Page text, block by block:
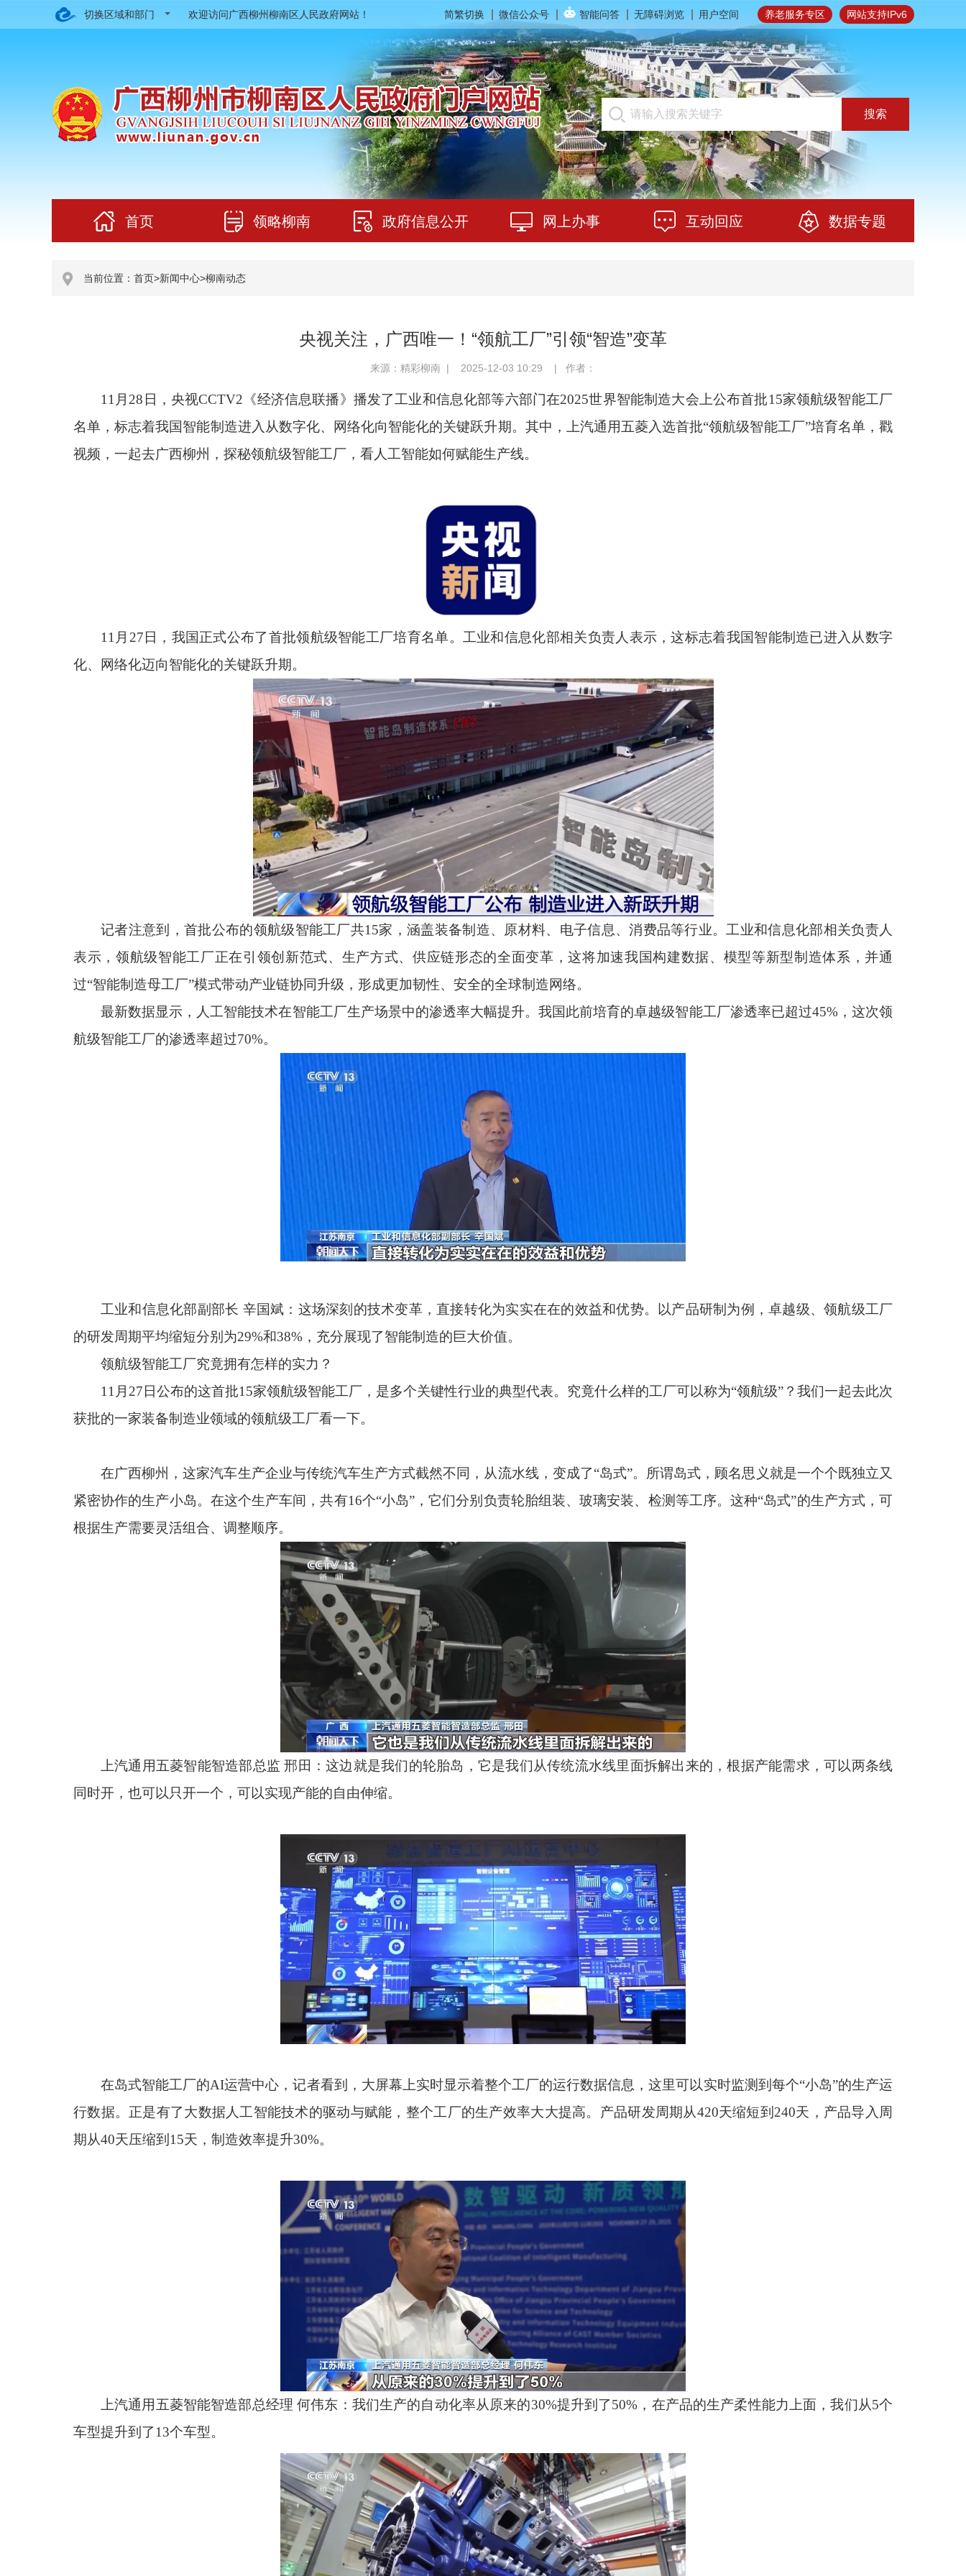
切换区域和部门 网站支持IPv6
养老服务专区
简繁切换 微信公众号 智能问答 无障碍浏览 用户空间
欢迎访问广西柳州柳南区人民政府网站！
搜索
首页 领略柳南 政府信息公开 网上办事 互动回应 数据专题
当前位置： 首页>新闻中心>柳南动态
央视关注，广西唯一！“领航工厂”引领“智造”变革
来源：精彩柳南 | 2025-12-03 10:29 | 作者：
11月28日，央视CCTV2《经济信息联播》播发了工业和信息化部等六部门在2025世界智能制造大会上公布首批15家领航级智能工厂
名单，标志着我国智能制造进入从数字化、网络化向智能化的关键跃升期。其中，上汽通用五菱入选首批“领航级智能工厂”培育名单，戳
视频，一起去广西柳州，探秘领航级智能工厂，看人工智能如何赋能生产线。
11月27日，我国正式公布了首批领航级智能工厂培育名单。工业和信息化部相关负责人表示，这标志着我国智能制造已进入从数字
化、网络化迈向智能化的关键跃升期。
记者注意到，首批公布的领航级智能工厂共15家，涵盖装备制造、原材料、电子信息、消费品等行业。工业和信息化部相关负责人
表示，领航级智能工厂正在引领创新范式、生产方式、供应链形态的全面变革，这将加速我国构建数据、模型等新型制造体系，并通
过“智能制造母工厂”模式带动产业链协同升级，形成更加韧性、安全的全球制造网络。
最新数据显示，人工智能技术在智能工厂生产场景中的渗透率大幅提升。我国此前培育的卓越级智能工厂渗透率已超过45%，这次领
航级智能工厂的渗透率超过70%。
工业和信息化部副部长 辛国斌：这场深刻的技术变革，直接转化为实实在在的效益和优势。以产品研制为例，卓越级、领航级工厂
的研发周期平均缩短分别为29%和38%，充分展现了智能制造的巨大价值。
领航级智能工厂究竟拥有怎样的实力？
11月27日公布的这首批15家领航级智能工厂，是多个关键性行业的典型代表。究竟什么样的工厂可以称为“领航级”？我们一起去此次
获批的一家装备制造业领域的领航级工厂看一下。
在广西柳州，这家汽车生产企业与传统汽车生产方式截然不同，从流水线，变成了“岛式”。所谓岛式，顾名思义就是一个个既独立又
紧密协作的生产小岛。在这个生产车间，共有16个“小岛”，它们分别负责轮胎组装、玻璃安装、检测等工序。这种“岛式”的生产方式，可
根据生产需要灵活组合、调整顺序。
上汽通用五菱智能智造部总监 邢田：这边就是我们的轮胎岛，它是我们从传统流水线里面拆解出来的，根据产能需求，可以两条线
同时开，也可以只开一个，可以实现产能的自由伸缩。
在岛式智能工厂的AI运营中心，记者看到，大屏幕上实时显示着整个工厂的运行数据信息，这里可以实时监测到每个“小岛”的生产运
行数据。正是有了大数据人工智能技术的驱动与赋能，整个工厂的生产效率大大提高。产品研发周期从420天缩短到240天，产品导入周
期从40天压缩到15天，制造效率提升30%。
上汽通用五菱智能智造部总经理 何伟东：我们生产的自动化率从原来的30%提升到了50%，在产品的生产柔性能力上面，我们从5个
车型提升到了13个车型。